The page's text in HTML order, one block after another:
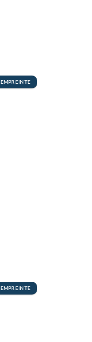
EMPREINTE
EMPREINTE